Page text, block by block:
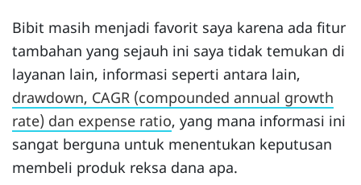
Bibit masih menjadi favorit saya karena ada fitur
tambahan yang sejauh ini saya tidak temukan di
layanan lain, informasi seperti antara lain,
drawdown, CAGR (compounded annual growth
rate) dan expense ratio, yang mana informasi ini
sangat berguna untuk menentukan keputusan
membeli produk reksa dana apa.